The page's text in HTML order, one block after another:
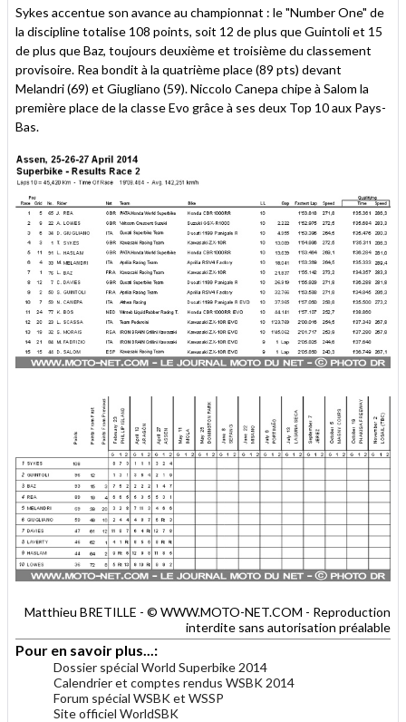
Sykes accentue son avance au championnat : le "Number One" de
la discipline totalise 108 points, soit 12 de plus que Guintoli et 15
de plus que Baz, toujours deuxième et troisième du classement
provisoire. Rea bondit à la quatrième place (89 pts) devant
Melandri (69) et Giugliano (59). Niccolo Canepa chipe à Salom la
première place de la classe Evo grâce à ses deux Top 10 aux Pays-
Bas.
Matthieu BRETILLE - © WWW.MOTO-NET.COM - Reproduction
interdite sans autorisation préalable
Pour en savoir plus...:
Dossier spécial World Superbike 2014
Calendrier et comptes rendus WSBK 2014
Forum spécial WSBK et WSSP
Site officiel WorldSBK